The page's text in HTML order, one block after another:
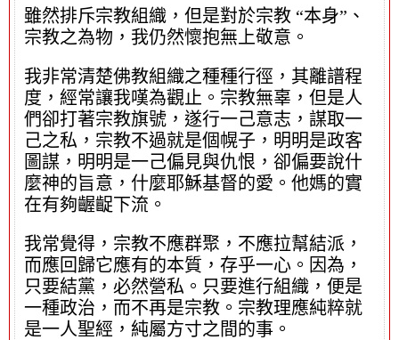
雖然排斥宗教組織，但是對於宗教 “本身”、
宗教之為物，我仍然懷抱無上敬意。
我非常清楚佛教組織之種種行徑，其離譜程
度，經常讓我嘆為觀止。宗教無辜，但是人
們卻打著宗教旗號，遂行一己意志，謀取一
己之私，宗教不過就是個幌子，明明是政客
圖謀，明明是一己偏見與仇恨，卻偏要說什
麼神的旨意，什麼耶穌基督的愛。他媽的實
在有夠齷齪下流。
我常覺得，宗教不應群聚，不應拉幫結派，
而應回歸它應有的本質，存乎一心。因為，
只要結黨，必然營私。只要進行組織，便是
一種政治，而不再是宗教。宗教理應純粹就
是一人聖經，純屬方寸之間的事。